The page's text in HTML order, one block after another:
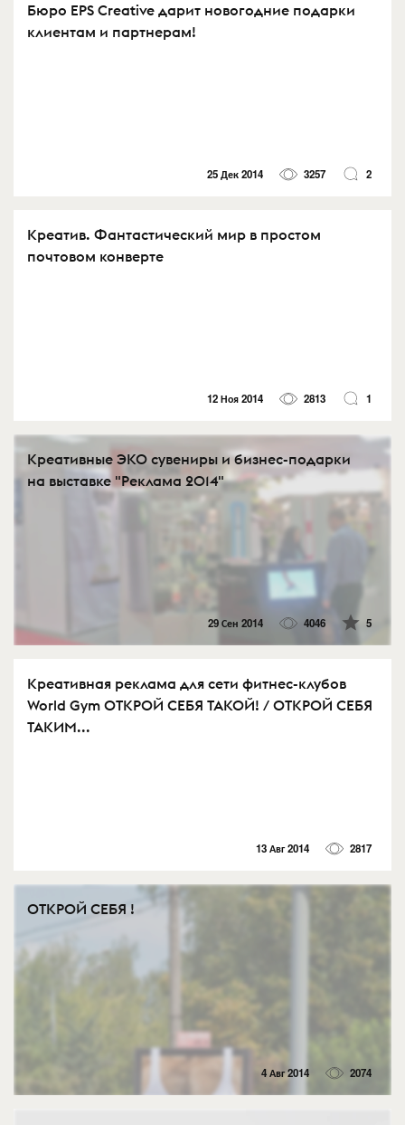
Бюро EPS Creative дарит новогодние подарки
клиентам и партнерам!
25 Дек 2014 3257 2
Креатив. Фантастический мир в простом
почтовом конверте
12 Ноя 2014 2813 1
Креативные ЭКО сувениры и бизнес-подарки
на выставке "Реклама 2014"
29 Сен 2014 4046 5
Креативная реклама для сети фитнес-клубов
World Gym ОТКРОЙ СЕБЯ ТАКОЙ! / ОТКРОЙ СЕБЯ
ТАКИМ...
13 Авг 2014 2817
ОТКРОЙ СЕБЯ !
4 Авг 2014 2074